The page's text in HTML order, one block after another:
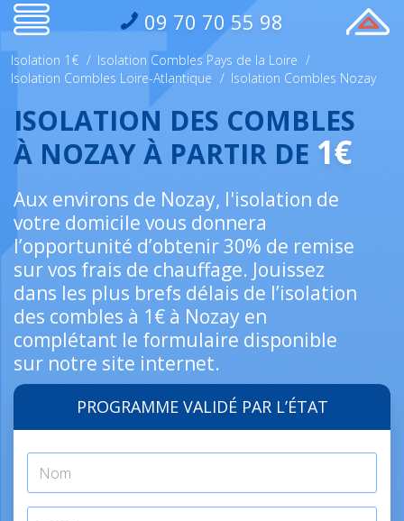
09 70 70 55 98
Isolation 1€ / Isolation Combles Pays de la Loire /
Isolation Combles Loire-Atlantique / Isolation Combles Nozay
ISOLATION DES COMBLES
À NOZAY À PARTIR DE 1€
Aux environs de Nozay, l'isolation de
votre domicile vous donnera
l’opportunité d’obtenir 30% de remise
sur vos frais de chauffage. Jouissez
dans les plus brefs délais de l’isolation
des combles à 1€ à Nozay en
complétant le formulaire disponible
sur notre site internet.
PROGRAMME VALIDÉ PAR L’ÉTAT